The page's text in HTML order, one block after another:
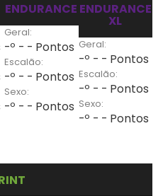
ENDURANCE
Geral:
-º - - Pontos
Escalão:
-º - - Pontos
Sexo:
-º - - Pontos
ENDURANCE
XL
Geral:
-º - - Pontos
Escalão:
-º - - Pontos
Sexo:
-º - - Pontos